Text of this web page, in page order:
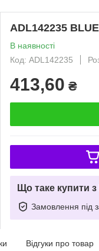
ADL142235
В наявності
Код: ADL142235
413,60 ₴
Що таке купити
Замовлення під
Відгуки про товар